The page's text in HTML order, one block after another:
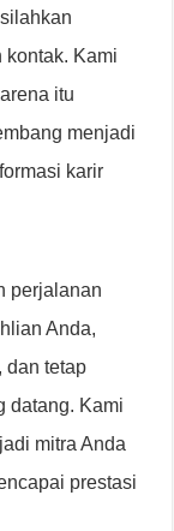
kontak. Kami
itu
menjadi
karir
perjalanan
Anda,
dan tetap
datang. Kami
mitra Anda
prestasi